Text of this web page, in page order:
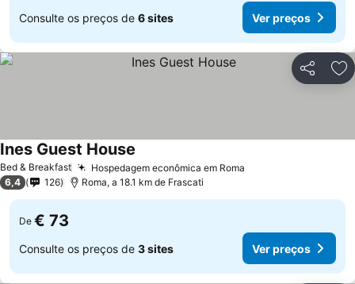
Consulte os preços de 6 sites Ver preços
Partilhar
Bed & Breakfast Hospedagem econômica em Roma
Ines Guest House
6,4 126 Roma, a 18.1 km de Frascati
De € 73
Consulte os preços de 3 sites Ver preços